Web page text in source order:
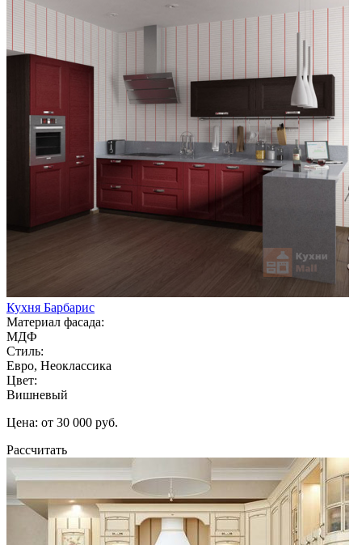
Кухня Барбарис
Материал фасада:
МДФ
Стиль:
Евро, Неоклассика
Цвет:
Вишневый
Цена: от 30 000 руб.
Рассчитать